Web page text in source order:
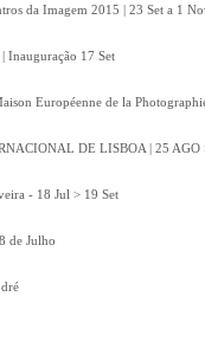
da Imagem 2015 | 23 Set a 1
Inauguração 17 Set
Européenne de la
DE LISBOA | 25 AGO
- 18 Jul > 19 Set
de Julho